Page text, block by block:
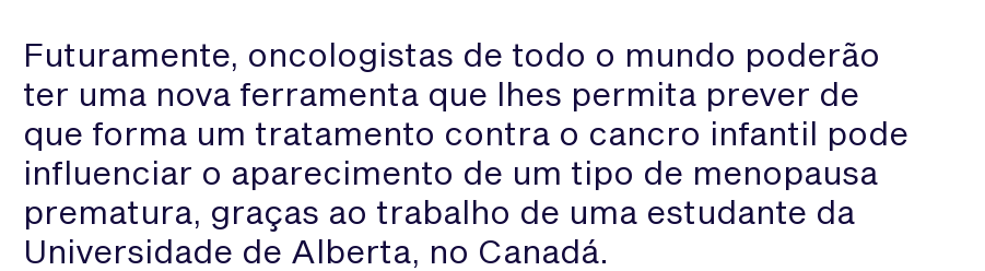
Futuramente, oncologistas de todo o mundo poderão
ter uma nova ferramenta que lhes permita prever de
que forma um tratamento contra o cancro infantil pode
influenciar o aparecimento de um tipo de menopausa
prematura, graças ao trabalho de uma estudante da
Universidade de Alberta, no Canadá.